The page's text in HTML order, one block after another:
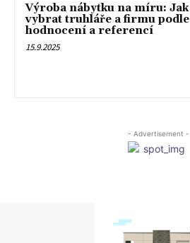
Výroba nábytku na míru: Jak
vybrat truhláře a firmu podle
hodnocení a referencí
15.9.2025
- Advertisement -